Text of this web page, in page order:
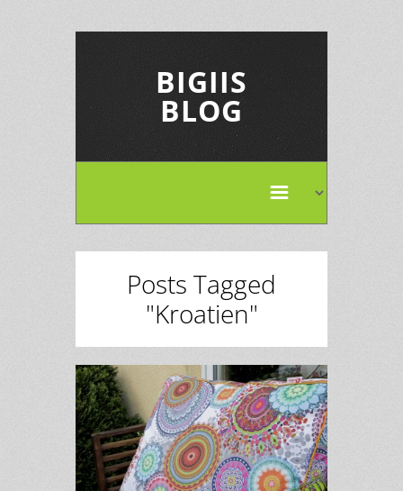
BIGIIS
BLOG
Posts Tagged
"Kroatien"